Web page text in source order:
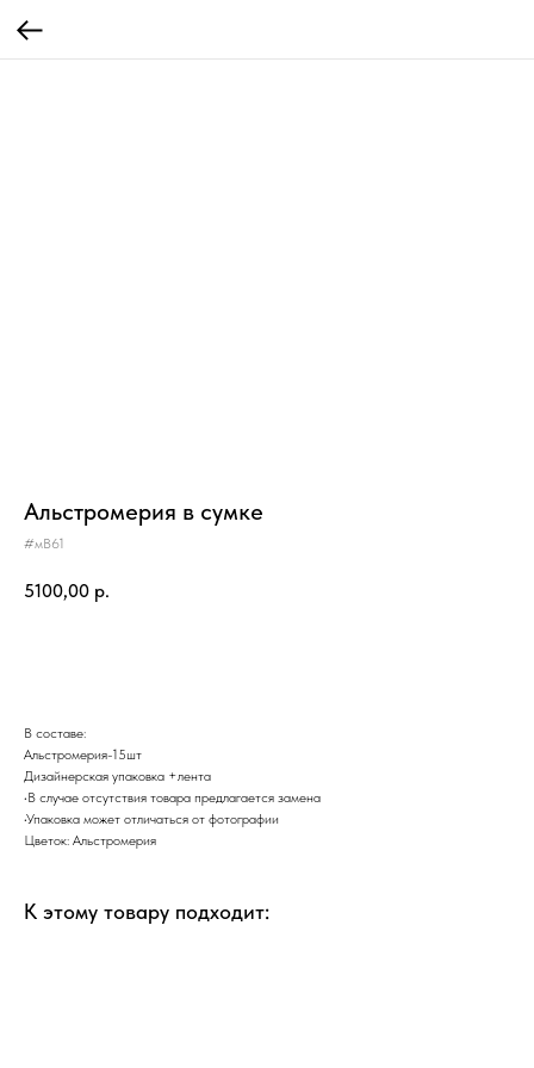
Альстромерия в сумке
#мВ61
5100,00 р.
В составе:
Альстромерия-15шт
Дизайнерская упаковка +лента
•В случае отсутствия товара предлагается замена
•Упаковка может отличаться от фотографии
Цветок: Альстромерия
К этому товару подходит: